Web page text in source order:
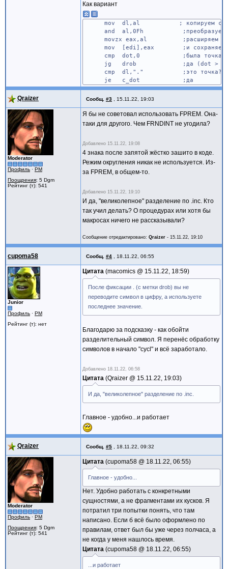
Как вариант
mov dl,al ; копируем символ
and al,0Fh ;преобразуем
movzx eax,al ;расширяем
mov [edi],eax ;и сохраняем
cmp dot,0 ;была точка? *** 13
jg drob ;да (dot >
cmp dl,"." ;это точка? ***
je c_dot ;да
Qraizer Сообщ. #3 , 15.11.22, 19:03
Moderator
Профиль · PM
Поощрения: 5 Dgm
Рейтинг (т): 541
Я бы не советовал использовать FPREM. Она-
таки для другого. Чем FRNDINT не угодила?
Добавлено 15.11.22, 19:08
4 знака после запятой жёстко зашито в коде.
Режим округления никак не используется. Из-
за FPREM, в общем-то.
Добавлено 15.11.22, 19:10
И да, "великолепное" разделение по .inc. Кто
так учил делать? О процедурах или хотя бы
макросах ничего не рассказывали?
Сообщение отредактировано: Qraizer - 15.11.22, 19:10
cupoma58 Сообщ. #4 , 18.11.22, 06:55
Junior
Профиль · PM
Рейтинг (т): нет
Цитата macomics @ 15.11.22, 18:59
После фиксации . (с метки drob) вы не
переводите символ в цифру, а используете
последнее значение.
Благодарю за подсказку - как обойти
разделительный символ. Я перенёс обработку
символов в начало "cycl" и всё заработало.
Добавлено 18.11.22, 06:58
Цитата Qraizer @ 15.11.22, 19:03
И да, "великолепное" разделение по .inc.
Главное - удобно...и работает
Qraizer Сообщ. #5 , 18.11.22, 09:32
Moderator
Профиль · PM
Поощрения: 5 Dgm
Рейтинг (т): 541
Цитата cupoma58 @ 18.11.22, 06:55
Главное - удобно...
Нет. Удобно работать с конкретными
сущностями, а не фрагментами их кусков. Я
потратил три попытки понять, что там
написано. Если б всё было оформлено по
правилам, ответ был бы уже через полчаса, а
не когда у меня нашлось время.
Цитата cupoma58 @ 18.11.22, 06:55
...и работает